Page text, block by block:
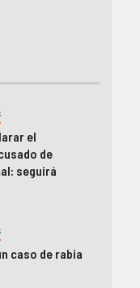
el
de
seguirá
caso de rabia